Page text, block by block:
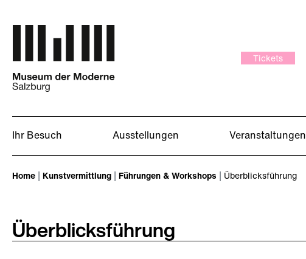
Tickets
Ihr Besuch Ausstellungen Veranstaltungen
Home Kunstvermittlung Führungen & Workshops Überblicksführung
Überblicksführung